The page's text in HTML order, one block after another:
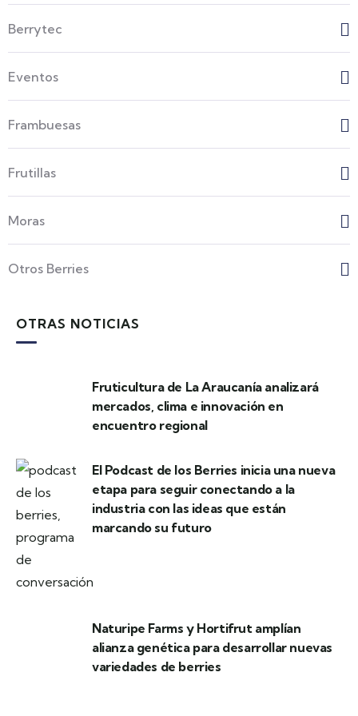
Berrytec
Eventos
Frambuesas
Frutillas
Moras
Otros Berries
OTRAS NOTICIAS
Fruticultura de La Araucanía analizará
mercados, clima e innovación en
encuentro regional
El Podcast de los Berries inicia una nueva
etapa para seguir conectando a la
industria con las ideas que están
marcando su futuro
Naturipe Farms y Hortifrut amplían
alianza genética para desarrollar nuevas
variedades de berries